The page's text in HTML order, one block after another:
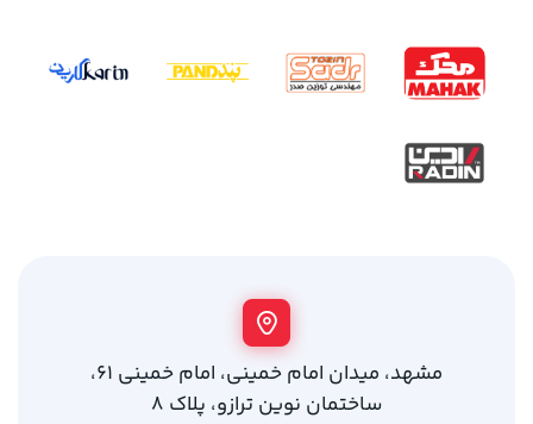
مشهد، میدان امام خمینی، امام خمینی 61،
ساختمان نوین ترازو، پلاک 8